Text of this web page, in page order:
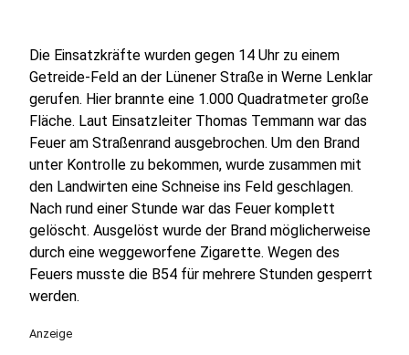
Die Einsatzkräfte wurden gegen 14 Uhr zu einem
Getreide-Feld an der Lünener Straße in Werne Lenklar
gerufen. Hier brannte eine 1.000 Quadratmeter große
Fläche. Laut Einsatzleiter Thomas Temmann war das
Feuer am Straßenrand ausgebrochen. Um den Brand
unter Kontrolle zu bekommen, wurde zusammen mit
den Landwirten eine Schneise ins Feld geschlagen.
Nach rund einer Stunde war das Feuer komplett
gelöscht. Ausgelöst wurde der Brand möglicherweise
durch eine weggeworfene Zigarette. Wegen des
Feuers musste die B54 für mehrere Stunden gesperrt
werden.
Anzeige